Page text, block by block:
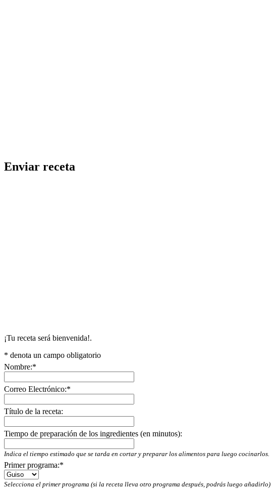
Enviar receta
¡Tu receta será bienvenida!.
* denota un campo obligatorio
Nombre:*
Correo Electrónico:*
Título de la receta:
Tiempo de preparación de los ingredientes (en minutos):
Indica el tiempo estimado que se tarda en cortar y preparar los alimentos para luego cocinarlos.
Primer programa:*
Selecciona el primer programa (si la receta lleva otro programa después, podrás luego añadirlo)